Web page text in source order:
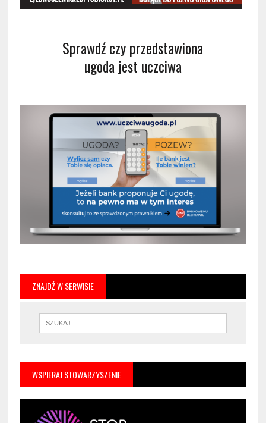
Sprawdź czy przedstawiona
ugoda jest uczciwa
ZNAJDŹ W SERWISIE
WSPIERAJ STOWARZYSZENIE